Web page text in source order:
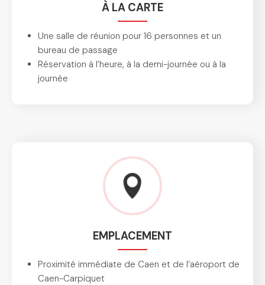
À LA CARTE
Une salle de réunion pour 16 personnes et un
bureau de passage
Réservation à l’heure, à la demi-journée ou à la
journée
EMPLACEMENT
Proximité immédiate de Caen et de l’aéroport de
Caen-Carpiquet